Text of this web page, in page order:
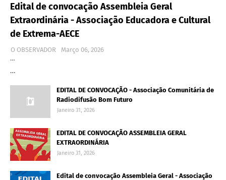
Edital de convocação Assembleia Geral
Extraordinária - Associação Educadora e Cultural
de Extrema-AECE
O OBSERVADOR
Março 06, 2026
…
…
EDITAL DE CONVOCAÇÃO - Associação Comunitária de
Radiodifusão Bom Futuro
Janeiro 31, 2026
EDITAL DE CONVOCAÇÃO ASSEMBLEIA GERAL
EXTRAORDINÁRIA
Janeiro 31, 2026
Edital de convocação Assembleia Geral - Associação